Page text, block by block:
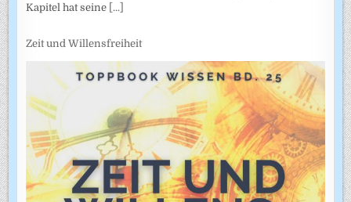
Kapitel hat seine [...]
Zeit und Willensfreiheit